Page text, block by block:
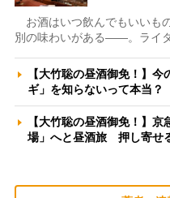
お酒はいつ飲んでもいいも
別の味わいがある――。ライ
【大竹聡の昼酒御免！】
ギ」を知らないって本当
【大竹聡の昼酒御免！】
場」へと昼酒旅 押し寄せ